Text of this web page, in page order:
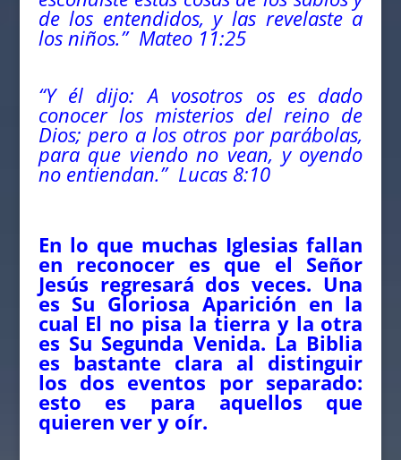
de los entendidos, y las revelaste a
los niños.” Mateo 11:25
“Y él dijo: A vosotros os es dado
conocer los misterios del reino de
Dios; pero a los otros por parábolas,
para que viendo no vean, y oyendo
no entiendan.” Lucas 8:10
En lo que muchas Iglesias fallan
en reconocer es que el Señor
Jesús regresará dos veces. Una
es Su Gloriosa Aparición en la
cual El no pisa la tierra y la otra
es Su Segunda Venida. La Biblia
es bastante clara al distinguir
los dos eventos por separado:
esto es para aquellos que
quieren ver y oír.